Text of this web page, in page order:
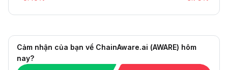
Cảm nhận của bạn về ChainAware.ai (AWARE) hôm
nay?